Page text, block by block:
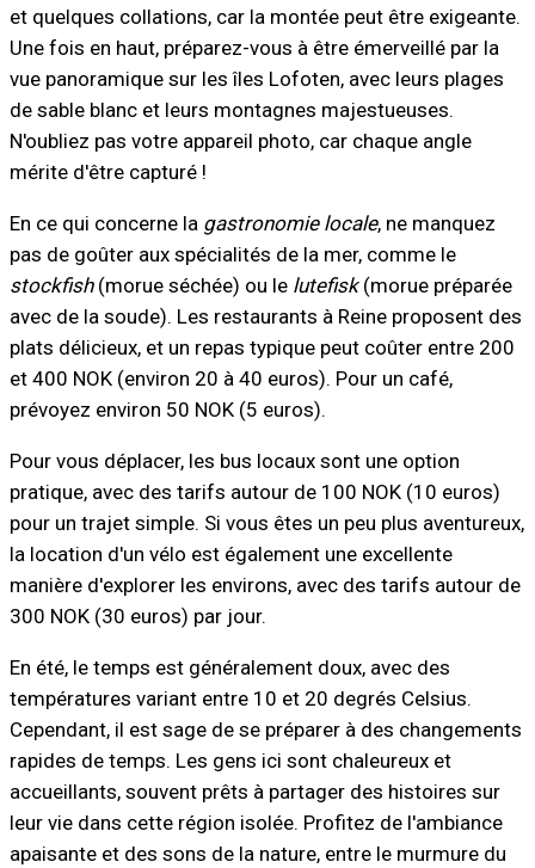
et quelques collations, car la montée peut être exigeante.
Une fois en haut, préparez-vous à être émerveillé par la
vue panoramique sur les îles Lofoten, avec leurs plages
de sable blanc et leurs montagnes majestueuses.
N'oubliez pas votre appareil photo, car chaque angle
mérite d'être capturé !
En ce qui concerne la gastronomie locale, ne manquez
pas de goûter aux spécialités de la mer, comme le
stockfish(morue séchée) ou le lutefisk(morue préparée
avec de la soude). Les restaurants à Reine proposent des
plats délicieux, et un repas typique peut coûter entre 200
et 400 NOK (environ 20 à 40 euros). Pour un café,
prévoyez environ 50 NOK (5 euros).
Pour vous déplacer, les bus locaux sont une option
pratique, avec des tarifs autour de 100 NOK (10 euros)
pour un trajet simple. Si vous êtes un peu plus aventureux,
la location d'un vélo est également une excellente
manière d'explorer les environs, avec des tarifs autour de
300 NOK (30 euros) par jour.
En été, le temps est généralement doux, avec des
températures variant entre 10 et 20 degrés Celsius.
Cependant, il est sage de se préparer à des changements
rapides de temps. Les gens ici sont chaleureux et
accueillants, souvent prêts à partager des histoires sur
leur vie dans cette région isolée. Profitez de l'ambiance
apaisante et des sons de la nature, entre le murmure du